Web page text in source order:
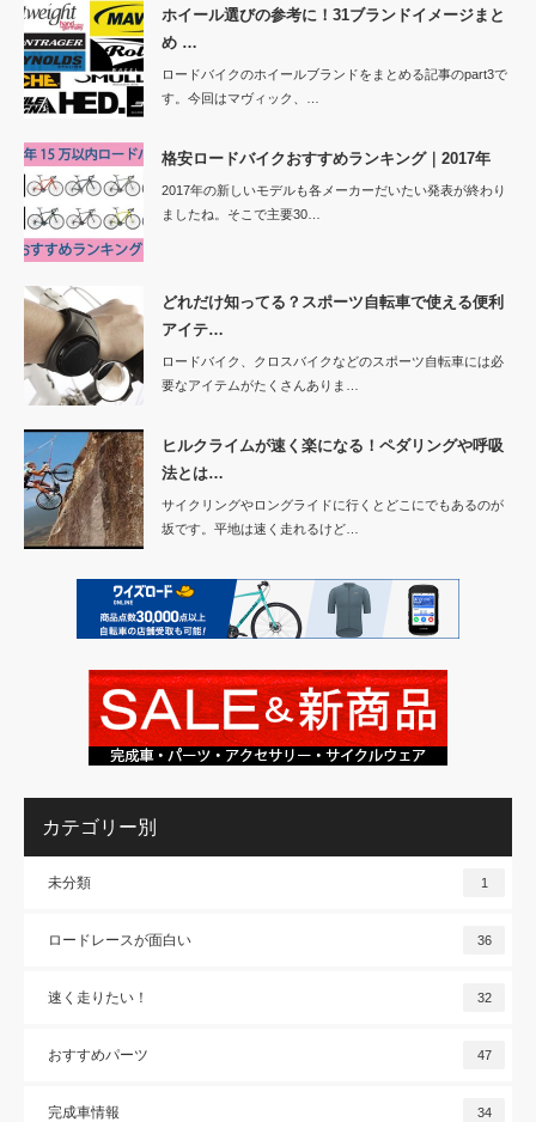
ホイール選びの参考に！31ブランドイメージまと
め …
ロードバイクのホイールブランドをまとめる記事のpart3で
す。今回はマヴィック、…
格安ロードバイクおすすめランキング｜2017年
2017年の新しいモデルも各メーカーだいたい発表が終わり
ましたね。そこで主要30…
どれだけ知ってる？スポーツ自転車で使える便利
アイテ…
ロードバイク、クロスバイクなどのスポーツ自転車には必
要なアイテムがたくさんありま…
ヒルクライムが速く楽になる！ペダリングや呼吸
法とは…
サイクリングやロングライドに行くとどこにでもあるのが
坂です。平地は速く走れるけど…
カテゴリー別
未分類 1
ロードレースが面白い 36
速く走りたい！ 32
おすすめパーツ 47
完成車情報 34